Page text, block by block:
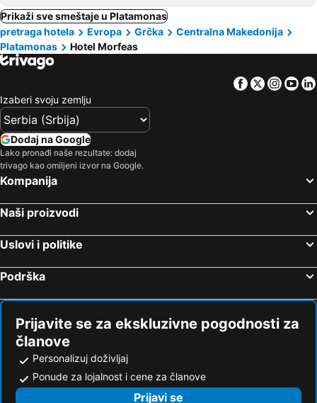
Prikaži sve smeštaje u Platamonas
pretraga hotela
Evropa Grčka
Centralna Makedonija
Platamonas
Hotel Morfeas
Facebook
Twitter
Izaberi svoju zemlju
Dodaj na Google
Lako pronađi naše rezultate: dodaj
trivago kao omiljeni izvor na Google.
Kompanija
Naši proizvodi
Uslovi i politike
Podrška
Prijavite se za ekskluzivne pogodnosti za
članove
Personalizuj doživljaj
Ponude za lojalnost i cene za članove
Prijavi se